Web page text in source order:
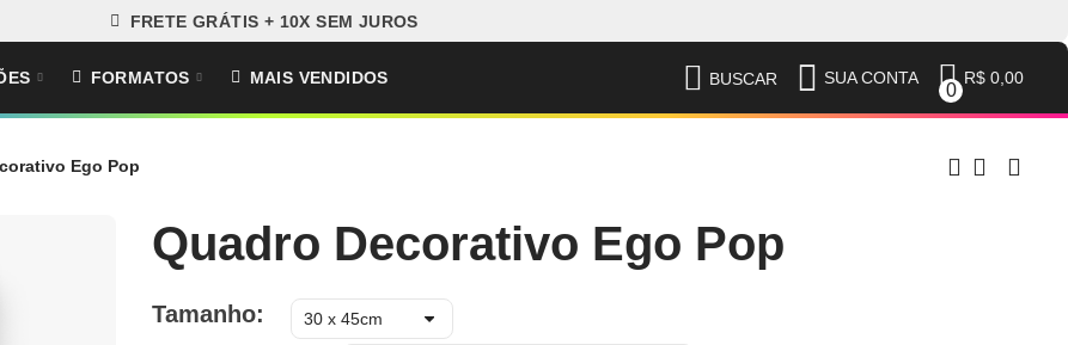
FRETE GRÁTIS + 10X SEM JUROS
FORMATOS MAIS VENDIDOS BUSCAR SUA CONTA
0
R$ 0,00
Ego Pop
Quadro Decorativo Ego Pop
Tamanho